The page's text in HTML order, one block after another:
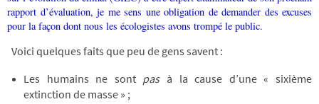
rapport d’évaluation, je me sens une obligation de demander des excuses
pour la façon dont nous les écologistes avons trompé le public.
Voici quelques faits que peu de gens savent :
Les humains ne sont pas à la cause d’une « sixième
extinction de masse » ;